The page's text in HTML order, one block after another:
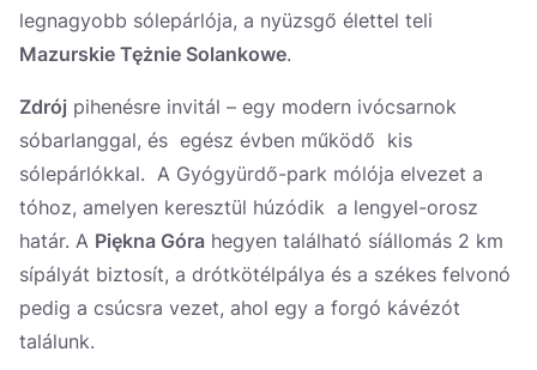
legnagyobb sólepárlója, a nyüzsgő élettel teli
Mazurskie Tężnie Solankowe.
Zdrój pihenésre invitál – egy modern ivócsarnok
sóbarlanggal, és egész évben működő kis
sólepárlókkal. A Gyógyürdő-park mólója elvezet a
tóhoz, amelyen keresztül húzódik a lengyel-orosz
határ. A Piękna Góra hegyen található síállomás 2 km
sípályát biztosít, a drótkötélpálya és a székes felvonó
pedig a csúcsra vezet, ahol egy a forgó kávézót
találunk.